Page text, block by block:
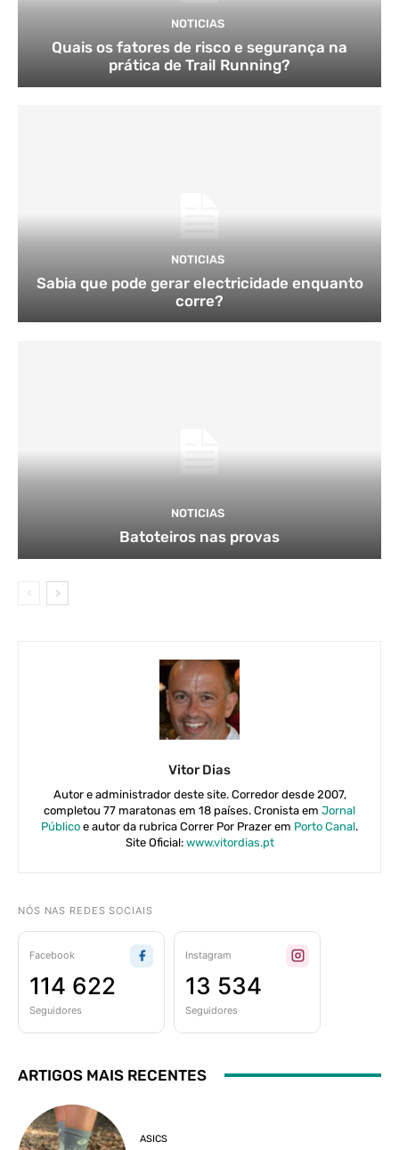
NOTICIAS
Quais os fatores de risco e segurança na
prática de Trail Running?
NOTICIAS
Sabia que pode gerar electricidade enquanto
corre?
NOTICIAS
Batoteiros nas provas
Vitor Dias
Autor e administrador deste site. Corredor desde 2007,
completou 77 maratonas em 18 países. Cronista em Jornal
Público e autor da rubrica Correr Por Prazer em Porto Canal.
Site Oficial: www.vitordias.pt
NÓS NAS REDES SOCIAIS
Facebook
114 622
Seguidores
Instagram
13 534
Seguidores
ARTIGOS MAIS RECENTES
ASICS